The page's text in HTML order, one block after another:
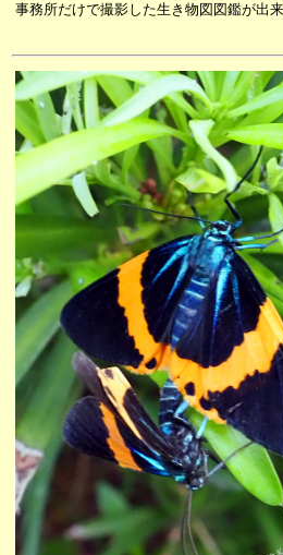
事務所だけで撮影した生き物図図鑑が出来